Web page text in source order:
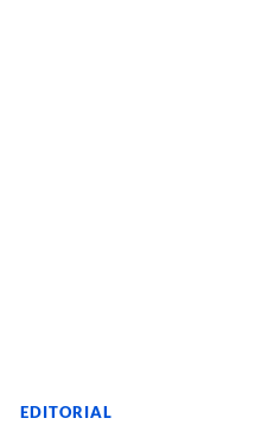
EDITORIAL